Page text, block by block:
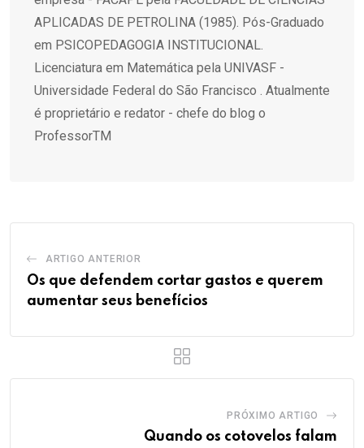
APLICADAS DE PETROLINA (1985). Pós-Graduado
em PSICOPEDAGOGIA INSTITUCIONAL.
Licenciatura em Matemática pela UNIVASF -
Universidade Federal do São Francisco . Atualmente
é proprietário e redator - chefe do blog o
ProfessorTM
ARTIGO ANTERIOR
Os que defendem cortar gastos e querem
aumentar seus benefícios
PRÓXIMO ARTIGO
Quando os cotovelos falam